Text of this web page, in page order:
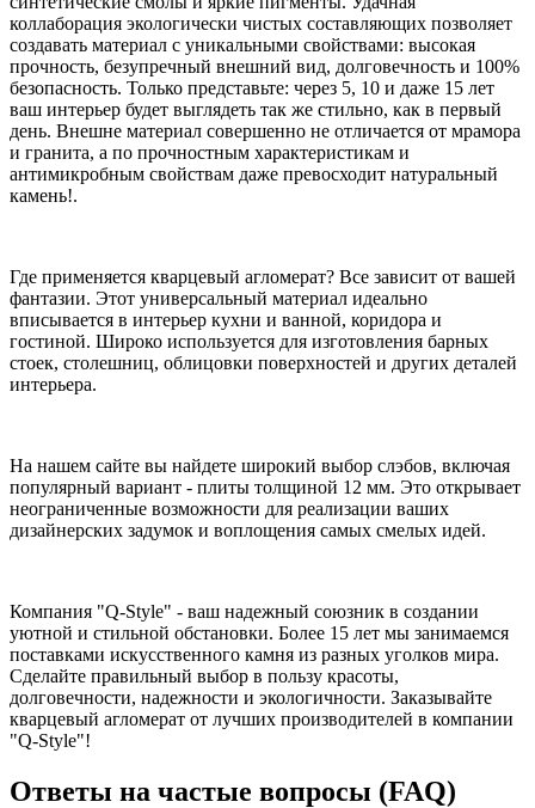
коллаборация экологически чистых составляющих позволяет
создавать материал с уникальными свойствами: высокая
прочность, безупречный внешний вид, долговечность и 100%
безопасность. Только представьте: через 5, 10 и даже 15 лет
ваш интерьер будет выглядеть так же стильно, как в первый
день. Внешне материал совершенно не отличается от мрамора
и гранита, а по прочностным характеристикам и
антимикробным свойствам даже превосходит натуральный
камень!.
Где применяется кварцевый агломерат? Все зависит от вашей
фантазии. Этот универсальный материал идеально
вписывается в интерьер кухни и ванной, коридора и
гостиной. Широко используется для изготовления барных
стоек, столешниц, облицовки поверхностей и других деталей
интерьера.
На нашем сайте вы найдете широкий выбор слэбов, включая
популярный вариант - плиты толщиной 12 мм. Это открывает
неограниченные возможности для реализации ваших
дизайнерских задумок и воплощения самых смелых идей.
Компания "Q-Style" - ваш надежный союзник в создании
уютной и стильной обстановки. Более 15 лет мы занимаемся
поставками искусственного камня из разных уголков мира.
Сделайте правильный выбор в пользу красоты,
долговечности, надежности и экологичности. Заказывайте
кварцевый агломерат от лучших производителей в компании
"Q-Style"!
Ответы на частые вопросы (FAQ)